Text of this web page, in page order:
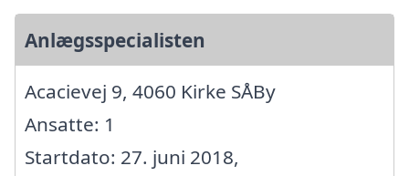
Anlægsspecialisten
Acacievej 9, 4060 Kirke SÅBy
Ansatte: 1
Startdato: 27. juni 2018,